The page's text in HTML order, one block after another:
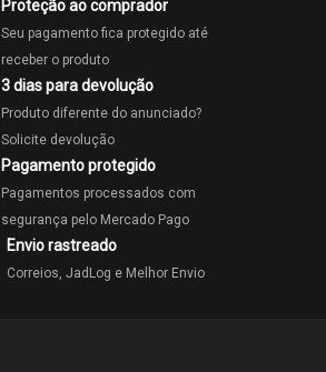
Proteção ao comprador
Seu pagamento fica protegido até
receber o produto
3 dias para devolução
Produto diferente do anunciado?
Solicite devolução
Pagamento protegido
Pagamentos processados com
segurança pelo Mercado Pago
Envio rastreado
Correios, JadLog e Melhor Envio